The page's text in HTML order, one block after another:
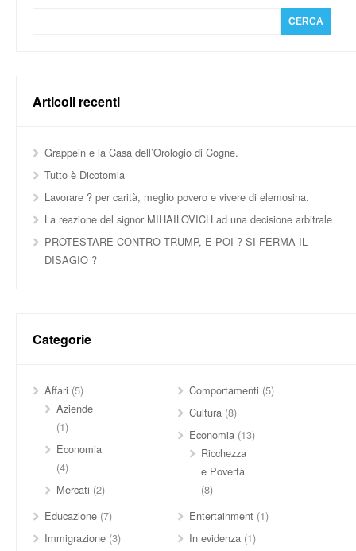
Articoli recenti
Grappein e la Casa dell’Orologio di Cogne.
Tutto è Dicotomia
Lavorare ? per carità, meglio povero e vivere di elemosina.
La reazione del signor MIHAILOVICH ad una decisione arbitrale
PROTESTARE CONTRO TRUMP, E POI ? SI FERMA IL
DISAGIO ?
Categorie
Affari (5)
Aziende
(1)
Economia
(4)
Mercati (2)
Comportamenti (5)
Cultura (8)
Economia (13)
Ricchezza
e Povertà
(8)
Educazione (7) Entertainment (1)
Immigrazione (3) In evidenza (1)